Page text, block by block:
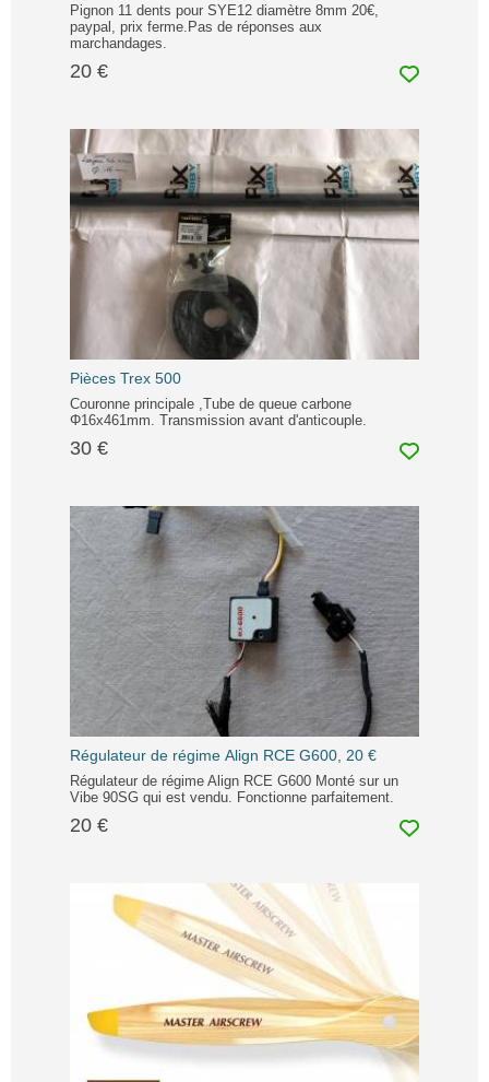
Pignon 11 dents pour SYE12 diamètre 8mm 20€,
paypal, prix ferme.Pas de réponses aux
marchandages.
20 €
Pièces Trex 500
Couronne principale ,Tube de queue carbone
Φ16x461mm. Transmission avant d'anticouple.
30 €
Régulateur de régime Align RCE G600, 20 €
Régulateur de régime Align RCE G600 Monté sur un
Vibe 90SG qui est vendu. Fonctionne parfaitement.
20 €